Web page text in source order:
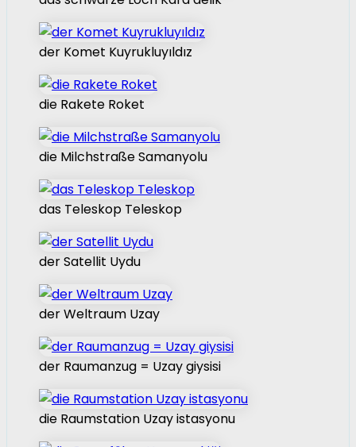
der Komet Kuyrukluyıldız
die Rakete Roket
die Milchstraße Samanyolu
das Teleskop Teleskop
der Satellit Uydu
der Weltraum Uzay
der Raumanzug = Uzay giysisi
die Raumstation Uzay istasyonu